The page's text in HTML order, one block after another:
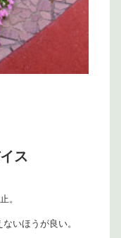
ス
。
いほうが良い。